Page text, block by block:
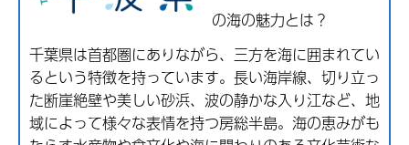
の海の魅力とは？
千葉県は首都圏にありながら、三方を海に囲まれてい
るという特徴を持っています。長い海岸線、切り立っ
た断崖絶壁や美しい砂浜、波の静かな入り江など、地
域によって様々な表情を持つ房総半島。海の恵みがも